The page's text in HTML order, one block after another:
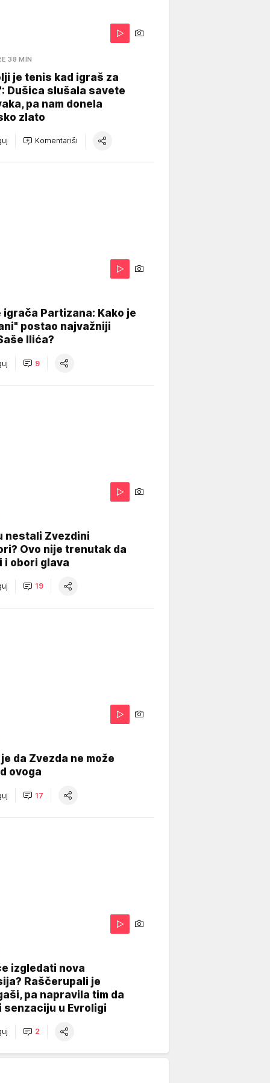
38 MIN
je tenis kad igraš za
Dušica slušala savete
pa nam donela
zlato
Komentariši
igrača Partizana: Kako je
postao najvažniji
Ilića?
9
nestali Zvezdini
Ovo nije trenutak da
i obori glava
19
da Zvezda ne može
ovoga
17
izgledati nova
Raščerupali je
pa napravila tim da
senzaciju u Evroligi
2